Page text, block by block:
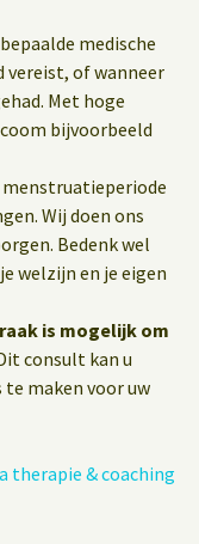
medische
of wanneer
Met hoge
bijvoorbeeld
menstruatieperiode
Wij doen ons
Bedenk wel
welzijn en je eigen
is mogelijk om
consult kan u
maken voor uw
therapie & coaching